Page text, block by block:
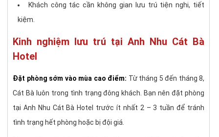
Khách công tác cần không gian lưu trú tiện nghi, tiết
kiệm.
Kinh nghiệm lưu trú tại Anh Nhu Cát Bà
Hotel
Đặt phòng sớm vào mùa cao điểm: Từ tháng 5 đến tháng 8,
Cát Bà luôn trong tình trạng đông khách. Bạn nên đặt phòng
tại Anh Nhu Cát Bà Hotel trước ít nhất 2 – 3 tuần để tránh
tình trạng hết phòng hoặc bị đội giá.